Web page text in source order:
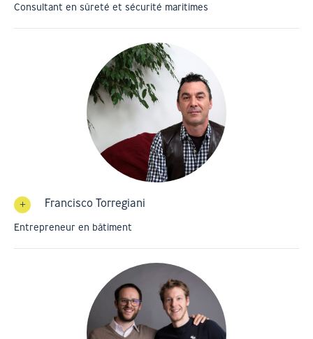
Consultant en sûreté et sécurité maritimes
Francisco Torregiani
Entrepreneur en bâtiment